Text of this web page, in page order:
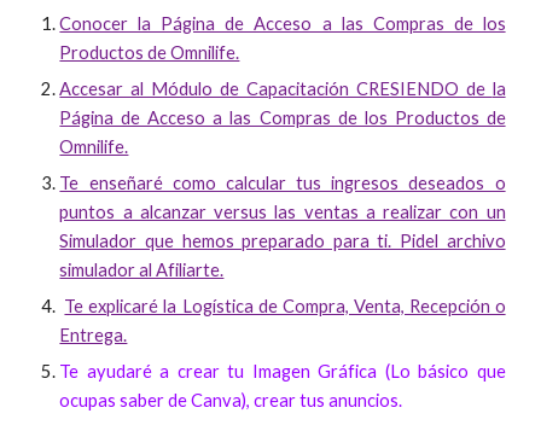
Conocer la Página de Acceso a las Compras de los
Productos de Omnilife.
Accesar al Módulo de Capacitación CRESIENDO de la
Página de Acceso a las Compras de los Productos de
Omnilife.
Te enseñaré como calcular tus ingresos deseados o
puntos a alcanzar versus las ventas a realizar con un
Simulador que hemos preparado para ti. Pidel archivo
simulador al Afiliarte.
Te explicaré la Logística de Compra, Venta, Recepción o
Entrega.
Te ayudaré a crear tu Imagen Gráfica (Lo básico que
ocupas saber de Canva), crear tus anuncios.